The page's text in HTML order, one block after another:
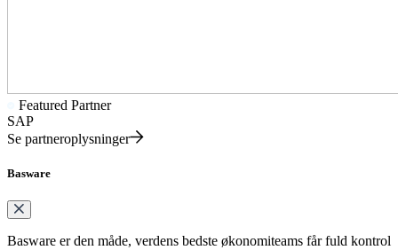
Featured Partner
SAP
Se partneroplysninger
Basware
Basware er den måde, verdens bedste økonomiteams får fuld kontrol